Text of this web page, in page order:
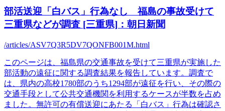
部活送迎「白バス」行為なし 福島の事故受けて
三重県などが調査 [三重県]：朝日新聞
/articles/ASV7Q3R5DV7QONFB001M.html
このページは、福島県の交通事故を受けて三重県が実施した
部活動の遠征に関する調査結果を報告しています。調査で
は、県内の高校1780部のうち1294部が遠征を行い、その際の
交通手段として公共交通機関を利用するケースが半数を占め
ました。無許可の有償送迎にあたる「白バス」行為は確認さ